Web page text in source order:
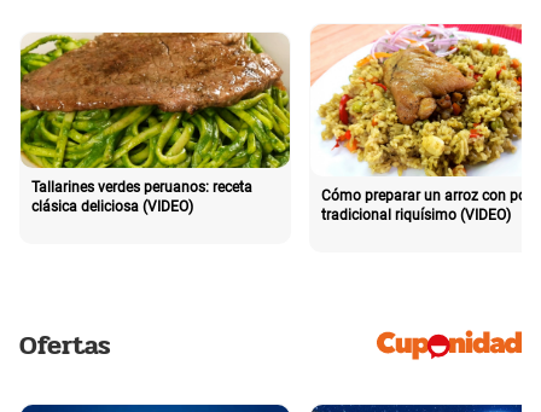
Tallarines verdes peruanos: receta
clásica deliciosa (VIDEO)
Cómo preparar un arroz con pollo
tradicional riquísimo (VIDEO)
Ofertas